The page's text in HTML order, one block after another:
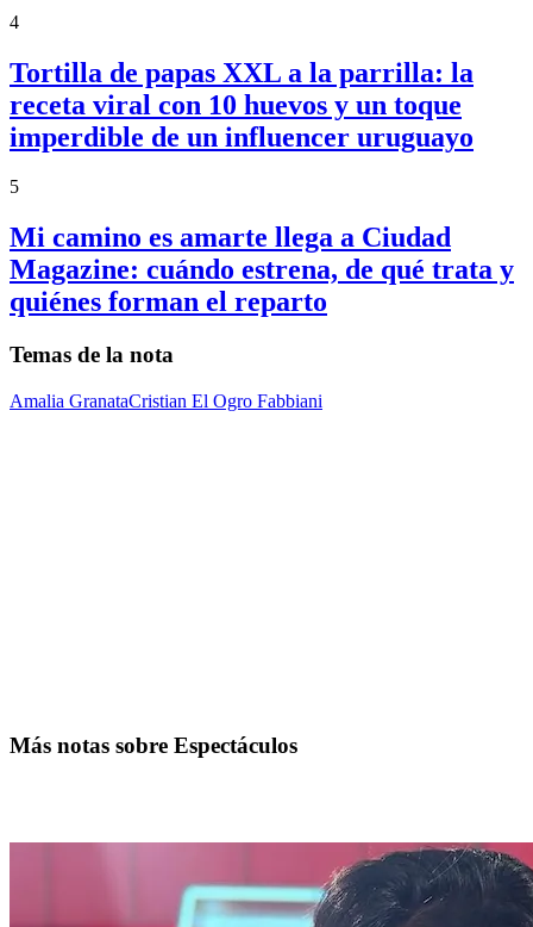
4
Tortilla de papas XXL a la parrilla: la
receta viral con 10 huevos y un toque
imperdible de un influencer uruguayo
5
Mi camino es amarte llega a Ciudad
Magazine: cuándo estrena, de qué trata y
quiénes forman el reparto
Temas de la nota
Amalia GranataCristian El Ogro Fabbiani
Más notas sobre Espectáculos